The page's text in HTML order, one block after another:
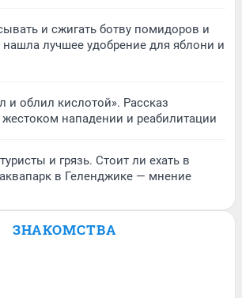
и сжигать ботву помидоров и
нашла лучшее удобрение для яблони и
и облил кислотой». Рассказ
жестоком нападении и реабилитации
и грязь. Стоит ли ехать в
в Геленджике — мнение
ЗНАКОМСТВА